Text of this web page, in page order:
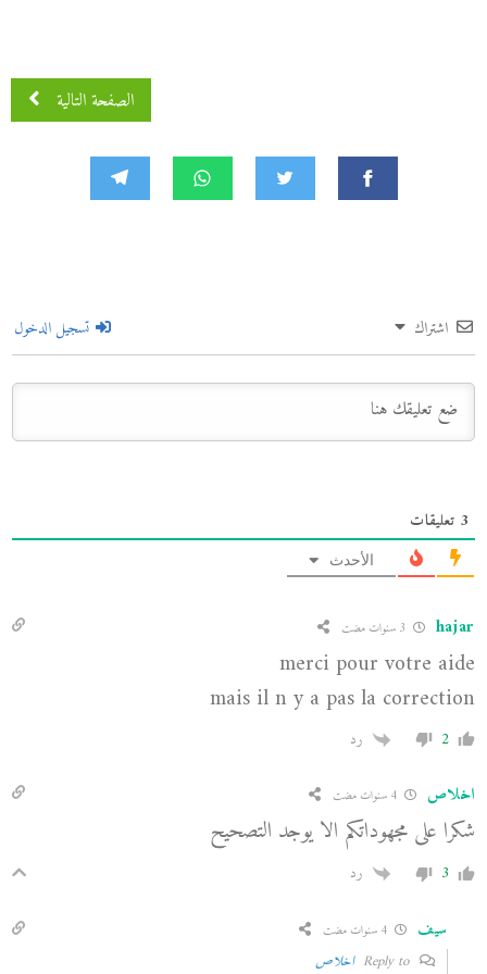
الصفحة التالية
اشتراك تسجيل الدخول
3 تعليقات
الأحدث
hajar
merci pour votre aide
mais il n y a pas la correction
2 رد
اخلاص 4 سنوات مضت
شكرا على مجهوداتكم الا يوجد التصحيح
3 رد
سيف 4 سنوات مضت
Reply to اخلاص